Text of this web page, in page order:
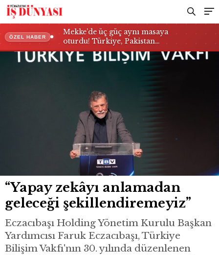
ÖZEL HABER
Mekke’de üç güç aynı masaya
oturdu! Türkiye, Pakistan…
“Yapay zekâyı anlamadan
geleceği şekillendiremeyiz”
Eczacıbaşı Holding Yönetim Kurulu Başkan
Yardımcısı Faruk Eczacıbaşı, Türkiye
Bilişim Vakfı'nın 30. yılında düzenlenen